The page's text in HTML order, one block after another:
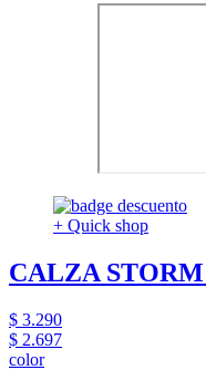
+ Quick shop
CALZA
$ 3.290
$ 2.697
color